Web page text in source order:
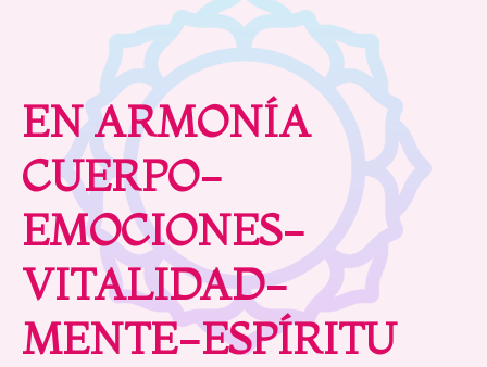
EN ARMONÍA
CUERPO-
EMOCIONES-
VITALIDAD-
MENTE-ESPÍRITU